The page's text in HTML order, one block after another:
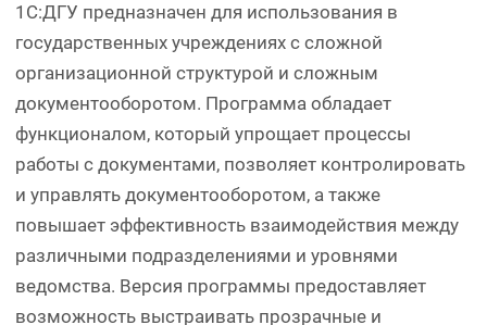
1С:ДГУ предназначен для использования в
государственных учреждениях с сложной
организационной структурой и сложным
документооборотом. Программа обладает
функционалом, который упрощает процессы
работы с документами, позволяет контролировать
и управлять документооборотом, а также
повышает эффективность взаимодействия между
различными подразделениями и уровнями
ведомства. Версия программы предоставляет
возможность выстраивать прозрачные и